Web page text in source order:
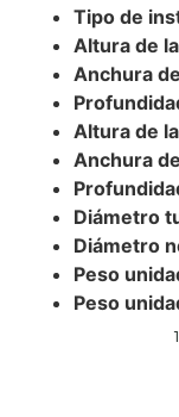
Tipo de
Altura de
Anchura
Altura de
Anchura
Diámetro
Diámetro
Peso
Peso